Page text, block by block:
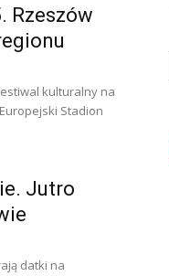
Rzeszów
kulturalny na
Stadion
Jutro
datki na